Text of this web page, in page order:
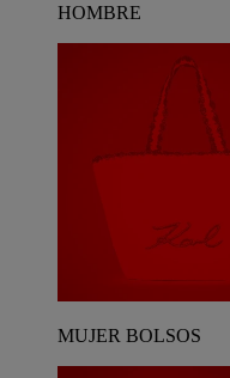
HOMBRE
MUJER BOLSOS